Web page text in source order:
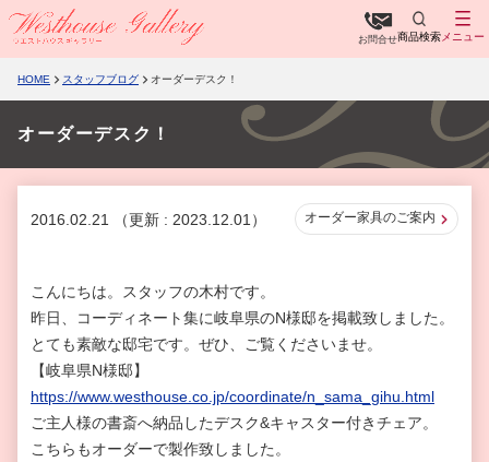
お問合せ商品検索 メニュー
HOME スタッフブログ オーダーデスク！
オーダーデスク！
2016.02.21 （更新 : 2023.12.01） オーダー家具のご案内
こんにちは。スタッフの木村です。
昨日、コーディネート集に岐阜県のN様邸を掲載致しました。
とても素敵な邸宅です。ぜひ、ご覧くださいませ。
【岐阜県N様邸】
https://www.westhouse.co.jp/coordinate/n_sama_gihu.html
ご主人様の書斎へ納品したデスク&キャスター付きチェア。
こちらもオーダーで製作致しました。